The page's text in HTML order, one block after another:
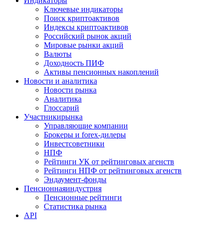
Ключевые индикаторы
Поиск криптоактивов
Индексы криптоактивов
Российский рынок акций
Мировые рынки акций
Валюты
Доходность ПИФ
Активы пенсионных накоплений
Новости и аналитика
Новости рынка
Аналитика
Глоссарий
Участникирынка
Управляющие компании
Брокеры и forex-дилеры
Инвестсоветники
НПФ
Рейтинги УК от рейтинговых агенств
Рейтинги НПФ от рейтинговых агенств
Эндаумент-фонды
Пенсионнаяиндустрия
Пенсионные рейтинги
Статистика рынка
API